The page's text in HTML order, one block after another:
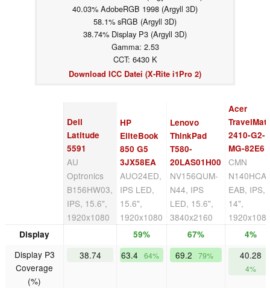
40.03% AdobeRGB 1998 (Argyll 3D)
58.1% sRGB (Argyll 3D)
38.74% Display P3 (Argyll 3D)
Gamma: 2.53
CCT: 6430 K
Download ICC Datei (X-Rite i1Pro 2)
Dell
Latitude
5591
AU
Optronics
B156HW03,
IPS, 15.6",
1920x1080
HP
EliteBook
850 G5
3JX58EA
AUO24ED,
IPS LED,
15.6",
1920x1080
Lenovo
ThinkPad
T580-
20LAS01H00
NV156QUM-
N44, IPS
LED, 15.6",
3840x2160
Acer
2410-G2-
MG-82E6
CMN
N140HCA-
EAB, IPS,
14",
Display 59% 67% 4%
Display P3
Coverage
(%)
38.74 63.4 64% 69.2 79% 40.28
4%